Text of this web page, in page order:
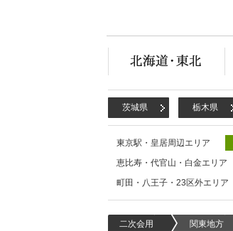
茨城県 栃木県
東京駅・皇居周辺エリア
恵比寿・代官山・白金エリア
町田・八王子・23区外エリア
二次会用 関東地方